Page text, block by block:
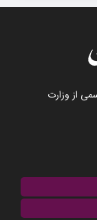
از وزارت